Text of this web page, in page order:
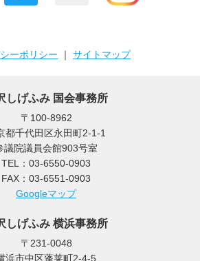
ーポリシー ｜ サイトマップ
しげふみ 国会事務所
〒100-8962
都千代田区永田町2-1-1
議院議員会館903号室
TEL：03-6550-0903
FAX：03-6551-0903
Googleマップ
しげふみ 横浜事務所
〒231-0048
浜市中区蓬莱町2-4-5